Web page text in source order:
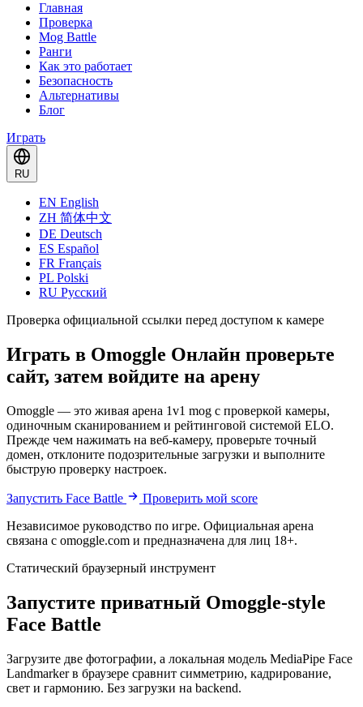
Главная
Проверка
Mog Battle
Ранги
Как это работает
Безопасность
Альтернативы
Блог
Играть
RU
EN English
ZH 简体中文
DE Deutsch
ES Español
FR Français
PL Polski
RU Русский
Проверка официальной ссылки перед доступом к камере
Играть в Omoggle Онлайн проверьте
сайт, затем войдите на арену
Omoggle — это живая арена 1v1 mog с проверкой камеры,
одиночным сканированием и рейтинговой системой ELO.
Прежде чем нажимать на веб-камеру, проверьте точный
домен, отклоните подозрительные загрузки и выполните
быструю проверку настроек.
Запустить Face Battle
Проверить мой score
Независимое руководство по игре. Официальная арена
связана с omoggle.com и предназначена для лиц 18+.
Статический браузерный инструмент
Запустите приватный Omoggle-style
Face Battle
Загрузите две фотографии, а локальная модель MediaPipe Face
Landmarker в браузере сравнит симметрию, кадрирование,
свет и гармонию. Без загрузки на backend.